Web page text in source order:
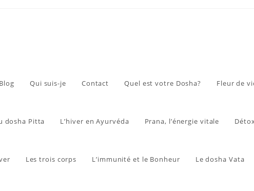
Blog Qui suis-je Contact Quel est votre Dosha? Fleur de
dosha Pitta L’hiver en Ayurvéda Prana, l’énergie vitale
Les trois corps L’immunité et le Bonheur Le dosha Vata